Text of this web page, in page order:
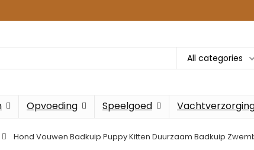
All categories
Opvoeding Speelgoed
Hond Vouwen Badkuip Puppy Kitten Duurzaam Badkuip